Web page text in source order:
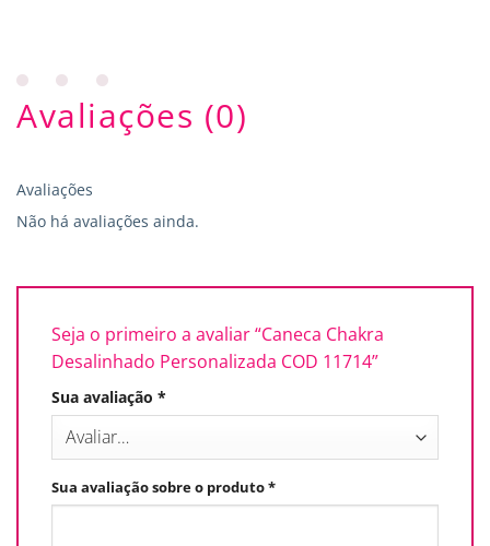
Avaliações (0)
Avaliações
Não há avaliações ainda.
Seja o primeiro a avaliar “Caneca Chakra
Desalinhado Personalizada COD 11714”
Sua avaliação *
Sua avaliação sobre o produto*